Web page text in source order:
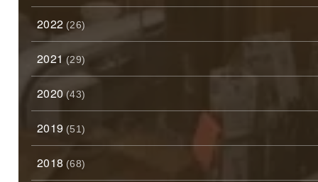
2022 (26)
2021 (29)
2020 (43)
2019 (51)
2018 (68)